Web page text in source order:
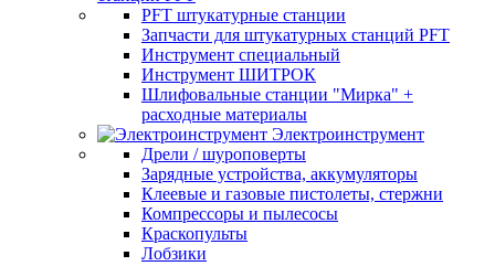
PFT штукатурные станции
Запчасти для штукатурных станций PFT
Инструмент специальный
Инструмент ШИТРОК
Шлифовальные станции "Мирка" +
расходные материалы
Электроинструмент
Дрели / шуроповерты
Зарядные устройства, аккумуляторы
Клеевые и газовые пистолеты, стержни
Компрессоры и пылесосы
Краскопульты
Лобзики